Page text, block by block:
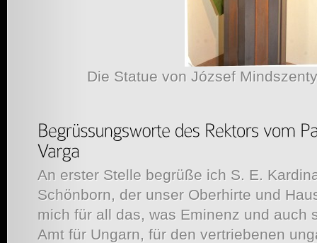
Die Statue von József
An erster Stelle begrüße ich S. E.
Schönborn, der unser Oberhirte und
mich für all das, was Eminenz und auch
Amt für Ungarn, für den vertriebenen